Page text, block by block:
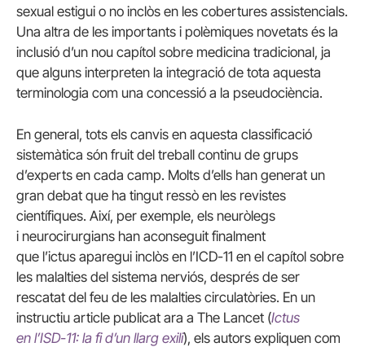
sexual estigui o no inclòs en les cobertures assistencials.
Una altra de les importants i polèmiques novetats és la
inclusió d’un nou capítol sobre medicina tradicional, ja
que alguns interpreten la integració de tota aquesta
terminologia com una concessió a la pseudociència.
En general, tots els canvis en aquesta classificació
sistemàtica són fruit del treball continu de grups
d’experts en cada camp. Molts d’ells han generat un
gran debat que ha tingut ressò en les revistes
científiques. Així, per exemple, els neuròlegs
i neurocirurgians han aconseguit finalment
que l’ictus aparegui inclòs en l’ICD-11 en el capítol sobre
les malalties del sistema nerviós, després de ser
rescatat del feu de les malalties circulatòries. En un
instructiu article publicat ara a The Lancet (Ictus
en l’ISD-11: la fi d’un llarg exili), els autors expliquen com